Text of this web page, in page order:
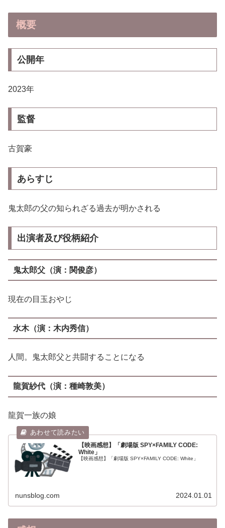
概要
公開年
2023年
監督
古賀豪
あらすじ
鬼太郎の父の知られざる過去が明かされる
出演者及び役柄紹介
鬼太郎父（演：関俊彦）
現在の目玉おやじ
水木（演：木内秀信）
人間。鬼太郎父と共闘することになる
龍賀紗代（演：種崎敦美）
龍賀一族の娘
【映画感想】「劇場版 SPY×FAMILY CODE:
White」
【映画感想】「劇場版 SPY×FAMILY CODE: White」
nunsblog.com 2024.01.01